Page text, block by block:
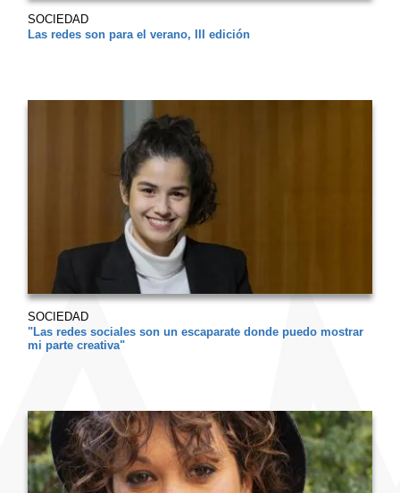
SOCIEDAD
Las redes son para el verano, III edición
SOCIEDAD
"Las redes sociales son un escaparate donde puedo mostrar
mi parte creativa"